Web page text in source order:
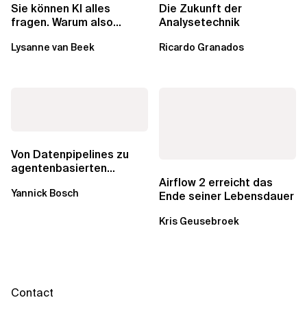
Sie können KI alles
fragen. Warum also
noch?
Lysanne van Beek
Die Zukunft der
Analysetechnik
Ricardo Granados
Von Datenpipelines zu
agentenbasierten
Analytics...
Yannick Bosch
Airflow 2 erreicht das
Ende seiner Lebensdauer
Kris Geusebroek
Contact